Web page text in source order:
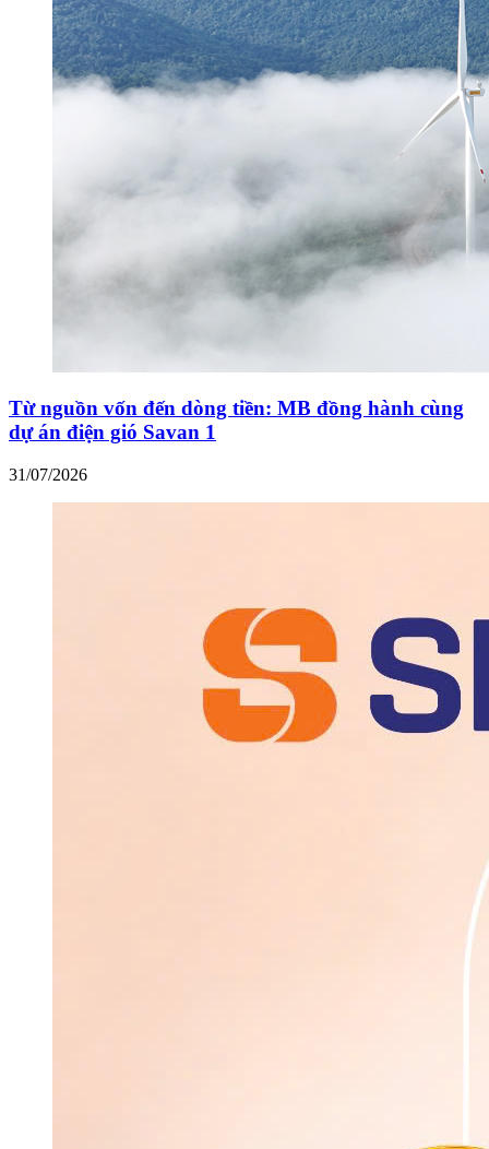
Từ nguồn vốn đến dòng tiền: MB đồng hành cùng
dự án điện gió Savan 1
31/07/2026